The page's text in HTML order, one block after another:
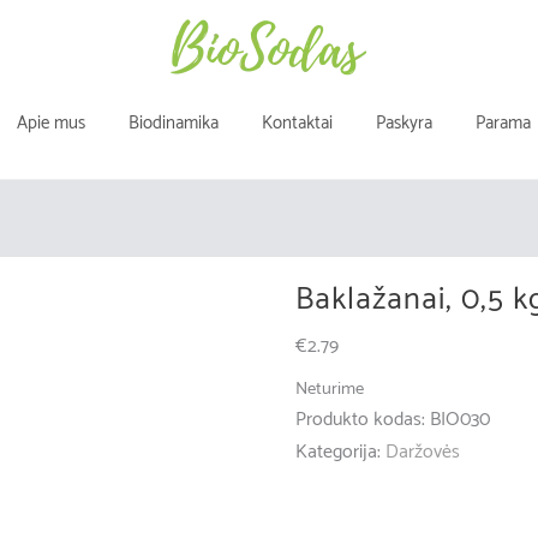
Apie mus Biodinamika Kontaktai Paskyra Parama
Baklažanai, 0,5
€2.79
Neturime
Produkto kodas: BIO030
Kategorija: Daržovės